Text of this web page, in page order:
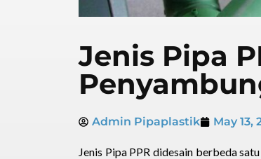
Jenis Pipa
Admin Pipaplastik May 13,
Jenis Pipa PPR didesain berbeda